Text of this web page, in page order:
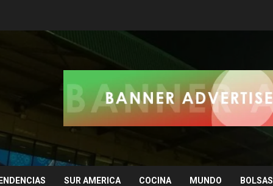
SUR AMERICA COCINA MUNDO